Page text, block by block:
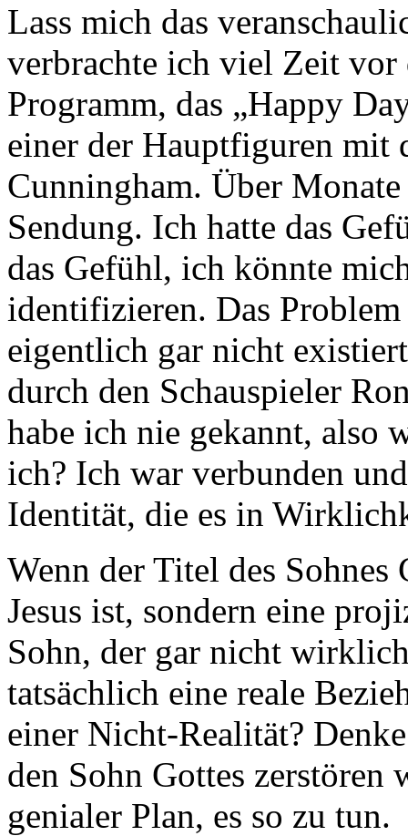
Lass mich das
verbrachte ich viel Zeit vor
Programm, das „Happy
einer der Hauptfiguren mit
Cunningham. Über
Sendung. Ich hatte das
das Gefühl, ich könnte
identifizieren. Das
eigentlich gar nicht
durch den Schauspieler
habe ich nie gekannt, also
ich? Ich war verbunden
Identität, die es in
Wenn der Titel des
Jesus ist, sondern eine
Sohn, der gar nicht
tatsächlich eine reale
einer Nicht-Realität?
den Sohn Gottes zerstören
genialer Plan, es so zu tun.